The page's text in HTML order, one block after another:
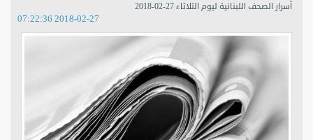
أسرار الصحف اللبنانية ليوم الثلاثاء 27-02-2018
2018-02-27 07:22:36